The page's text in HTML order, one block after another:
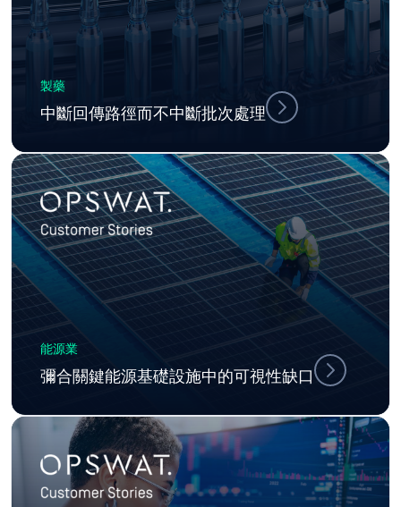
製藥
中斷回傳路徑而不中斷批次處理
能源業
彌合關鍵能源基礎設施中的可視性缺口